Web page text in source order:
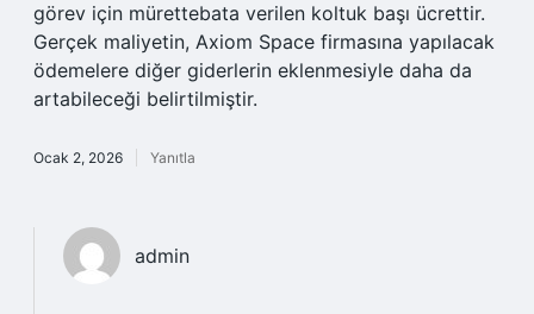
görev için mürettebata verilen koltuk başı ücrettir.
Gerçek maliyetin, Axiom Space firmasına yapılacak
ödemelere diğer giderlerin eklenmesiyle daha da
artabileceği belirtilmiştir.
Ocak 2, 2026 Yanıtla
admin